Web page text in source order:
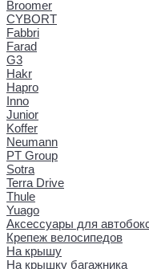
Broomer
CYBORT
Fabbri
Farad
G3
Hakr
Hapro
Inno
Junior
Koffer
Neumann
PT Group
Sotra
Terra Drive
Thule
Yuago
Аксессуары для
Крепеж велосипедов
На крышу
На крышку багажника